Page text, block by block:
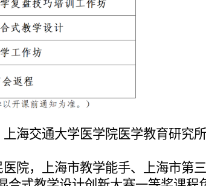
上海交通大学医学院医学教育研究
医院，上海市教学能手、上海市第